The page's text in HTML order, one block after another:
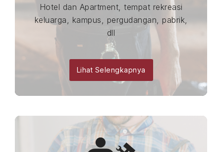
Hotel dan Apartment, tempat rekreasi
keluarga, kampus, pergudangan, pabrik,
dll
Lihat Selengkapnya